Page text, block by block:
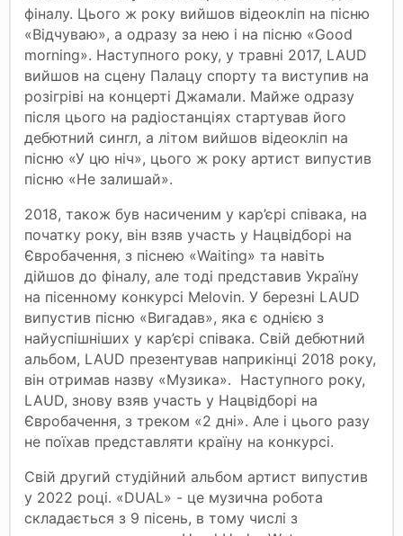
фіналу. Цього ж року вийшов відеокліп на пісню
«Відчуваю», а одразу за нею і на пісню «Good
morning». Наступного року, у травні 2017, LAUD
вийшов на сцену Палацу спорту та виступив на
розігріві на концерті Джамали. Майже одразу
після цього на радіостанціях стартував його
дебютний сингл, а літом вийшов відеокліп на
пісню «У цю ніч», цього ж року артист випустив
пісню «Не залишай».
2018, також був насиченим у кар’єрі співака, на
початку року, він взяв участь у Нацвідборі на
Євробачення, з піснею «Waiting» та навіть
дійшов до фіналу, але тоді представив Україну
на пісенному конкурсі Melovin. У березні LAUD
випустив пісню «Вигадав», яка є однією з
найуспішніших у кар’єрі співака. Свій дебютний
альбом, LAUD презентував наприкінці 2018 року,
він отримав назву «Музика». Наступного року,
LAUD, знову взяв участь у Нацвідборі на
Євробачення, з треком «2 дні». Але і цього разу
не поїхав представляти країну на конкурсі.
Свій другий студійний альбом артист випустив
у 2022 році. «DUAL» - це музична робота
складається з 9 пісень, в тому числі з